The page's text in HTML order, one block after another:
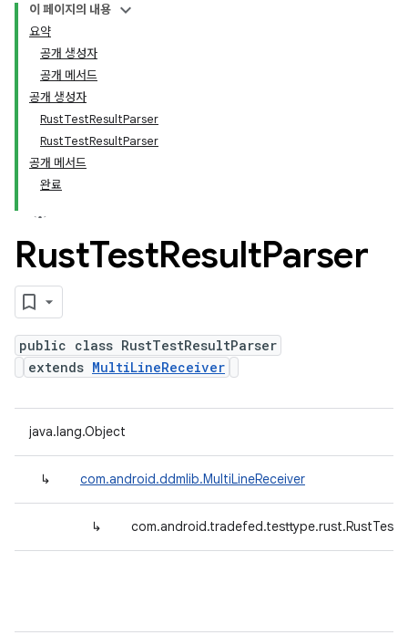
이 페이지의 내용
요약
공개 생성자
공개 메서드
공개 생성자
RustTestResultParser
RustTestResultParser
공개 메서드
완료
RustTestResultParser
public class RustTestResultParser
extends MultiLineReceiver
java.lang.Object
↳ com.android.ddmlib.MultiLineReceiver
↳